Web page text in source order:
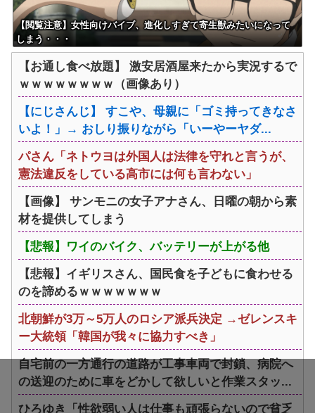
【閲覧注意】女性向けバイブ、進化しすぎて寄生獣みたいになって
しまう・・・
【お通し食べ放題】 激安居酒屋来たから実況するで
ｗｗｗｗｗｗｗｗ（画像あり）
【にじさんじ】 すこや、母親に「ゴミ持ってきなさ
いよ！」→ おしり振りながら「いーやーヤダ...
パさん「ネトウヨは外国人は法律を守れと言うが、
憲法違反をしている高市には何も言わない」
【画像】 サンモニの女子アナさん、日曜の朝から素
材を提供してしまう
【悲報】ワイのバイク、バッテリーが上がる他
【悲報】イギリスさん、国民食を子どもに食わせる
のを諦めるｗｗｗｗｗｗｗ
北朝鮮が3万～5万人のロシア派兵決定 →ゼレンスキ
ー大統領「韓国が我々に協力すべき」
自宅前の一方通行の道路が工事車両で封鎖、病院へ
の送迎のために車をどかして欲しいと作業スタッ...
ひろゆき「性欲弱い人は仕事も頑張らないので貧乏